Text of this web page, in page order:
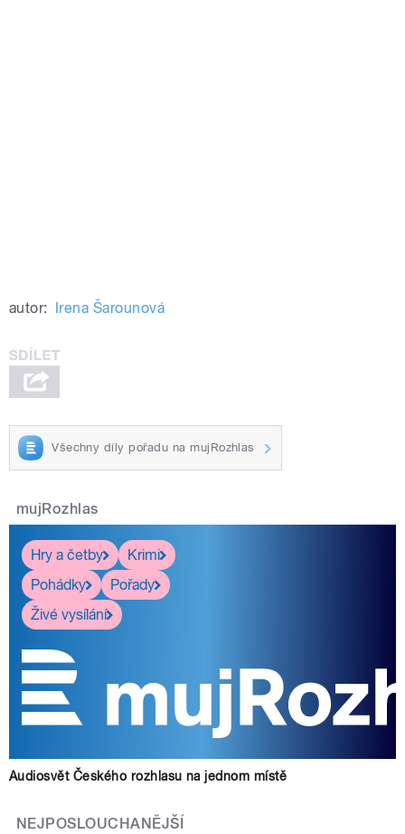
autor: Irena Šarounová
Všechny díly pořadu na mujRozhlas
mujRozhlas
Hry a četby
Krimi
Pohádky
Pořady
Živé vysílání
Audiosvět Českého rozhlasu na jednom místě
NEJPOSLOUCHANĚJŠÍ